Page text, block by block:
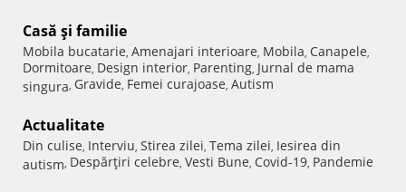
Casă şi familie
Mobila bucatarie, Amenajari interioare, Mobila, Canapele,
Dormitoare, Design interior, Parenting, Jurnal de mama
singura, Gravide, Femei curajoase, Autism
Actualitate
Din culise, Interviu, Stirea zilei, Tema zilei, Iesirea din
autism, Despărţiri celebre, Vesti Bune, Covid-19, Pandemie